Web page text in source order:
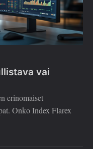
vai
erinomaiset
Onko Index Flarex